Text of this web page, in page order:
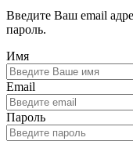
Введите Ваш email
пароль.
Имя
Email
Пароль